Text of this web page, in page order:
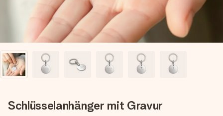
Schlüsselanhänger mit Gravur